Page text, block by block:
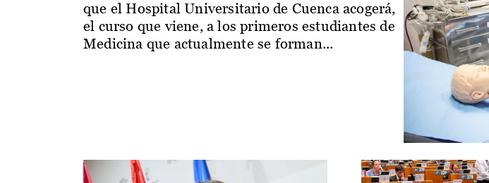
que el Hospital Universitario de Cuenca acogerá,
el curso que viene, a los primeros estudiantes de
Medicina que actualmente se forman...